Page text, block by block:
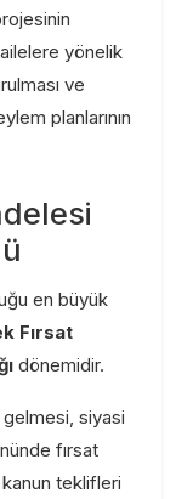
ailelere yönelik
ve
planlarının
en büyük
Fırsat
dönemidir.
gelmesi, siyasi
fırsat
kanun teklifleri